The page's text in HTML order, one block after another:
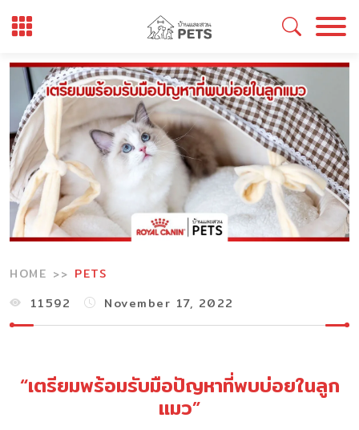
to
HOME
PETS
11592
November 17, 2022
“เตรียมพร้อมรับมือปัญหาที่พบบ่อยในลูก
แมว”